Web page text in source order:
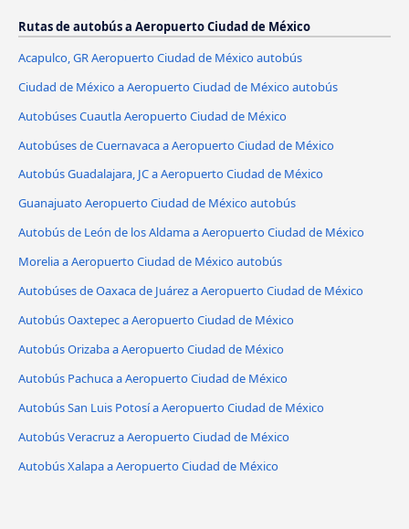
Rutas de autobús a Aeropuerto Ciudad de México
Acapulco, GR Aeropuerto Ciudad de México autobús
Ciudad de México a Aeropuerto Ciudad de México autobús
Autobúses Cuautla Aeropuerto Ciudad de México
Autobúses de Cuernavaca a Aeropuerto Ciudad de México
Autobús Guadalajara, JC a Aeropuerto Ciudad de México
Guanajuato Aeropuerto Ciudad de México autobús
Autobús de León de los Aldama a Aeropuerto Ciudad de México
Morelia a Aeropuerto Ciudad de México autobús
Autobúses de Oaxaca de Juárez a Aeropuerto Ciudad de México
Autobús Oaxtepec a Aeropuerto Ciudad de México
Autobús Orizaba a Aeropuerto Ciudad de México
Autobús Pachuca a Aeropuerto Ciudad de México
Autobús San Luis Potosí a Aeropuerto Ciudad de México
Autobús Veracruz a Aeropuerto Ciudad de México
Autobús Xalapa a Aeropuerto Ciudad de México